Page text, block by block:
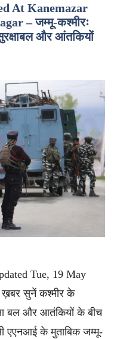
At Kanemazar
– जम्मू-कश्मीरः
और आंतकियों
Tue, 19 May
सुनें कश्मीर के
बल और आतंकियों के बीच
एएनआई के मुताबिक जम्मू-